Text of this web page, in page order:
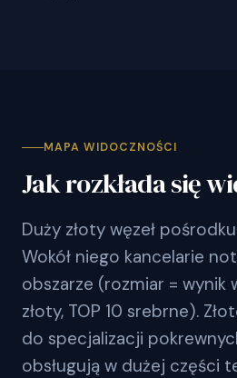
MAPA WIDOCZNOŚCI
Jak rozkłada się
Duży złoty węzeł
Wokół niego kancelarie
obszarze (rozmiar = wynik
złoty, TOP 10 srebrne).
do specjalizacji
obsługują w dużej części